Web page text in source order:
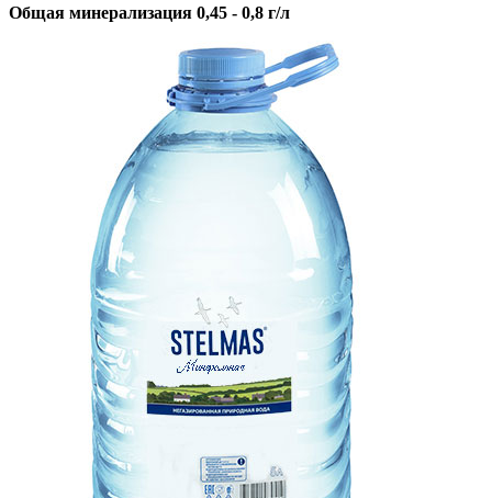
Общая минерализация 0,45 - 0,8 г/л